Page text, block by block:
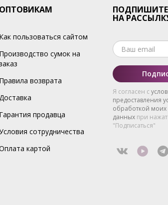
ОПТОВИКАМ
Как пользоваться сайтом
Производство сумок на
Правила возврата
Гарантия продавца
сотрудничества
картой
НА
Я согласен с
предоставления
обработкой
данныхпри
"Подписаться"